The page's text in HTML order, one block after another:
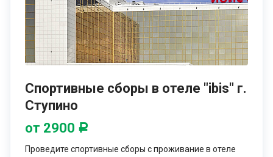
Туристическая компания Open Space имеет в своем
ассортименте лучшие проверенные предложения спортивных
баз и лагерей для проведения сборов по хоккею.
Представленные на нашем сайте варианты в полной мере
соответствуют всем существующим принципам качественной
профессиональном, так и на любительском уровне.
Спортивные сборы, базы и лагеря по хоккею от Опен Спэйс
для детей и взрослых – это гарантия эффективного
Спортивные сборы в отеле "ibis" г.
Ступино
от 2900 Р
Проведите спортивные сборы с проживание в отеле